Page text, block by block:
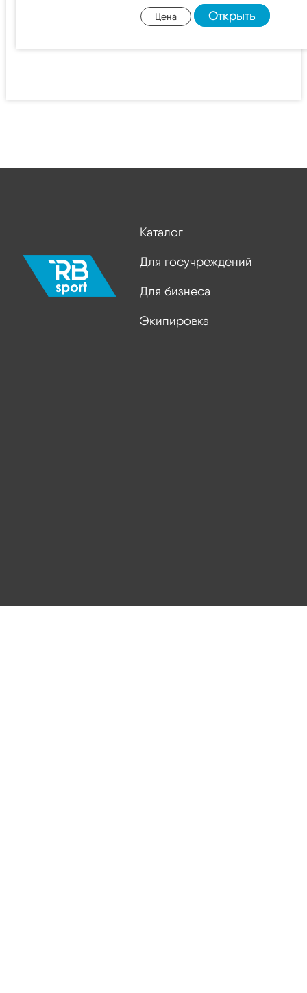
Цена Открыть
Каталог
Для госучреждений
Для бизнеса
Экипировка